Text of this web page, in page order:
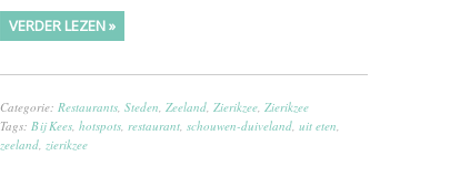
VERDER LEZEN »
Categorie: Restaurants, Steden Zeeland, Zierikzee, Zierikzee
Tags: Bij Kees, hotspots, restaurant, schouwen-duiveland, uit eten
zeeland, zierikzee